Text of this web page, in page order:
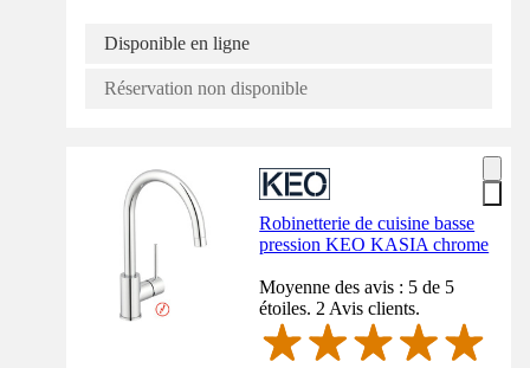
Disponible en ligne
Réservation non disponible
Robinetterie de cuisine basse
pression KEO KASIA chrome
Moyenne des avis : 5 de 5
étoiles. 2 Avis clients.